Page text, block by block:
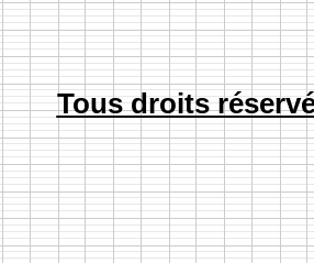
Tous droits